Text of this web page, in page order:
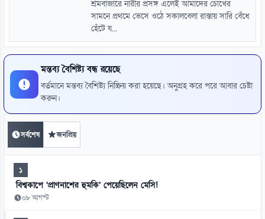
শ্রমবাজারে নারীর প্রসঙ্গ এলেই আমাদের চোখের
সামনে প্রথমে ভেসে ওঠে সকালবেলা রাস্তায় সারি বেঁধে
হেঁটে য...
মন্তব্য বৈশিষ্ট্য বন্ধ রয়েছে
বর্তমানে মন্তব্য বৈশিষ্ট্য নিষ্ক্রিয় করা হয়েছে। অনুগ্রহ করে পরে আবার চেষ্টা
করুন।
সর্বশেষ জনপ্রিয়
১
বিশ্বকাপে ‘প্রাণনাশের হুমকি’ পেয়েছিলেন মেসি!
০৮ আগস্ট